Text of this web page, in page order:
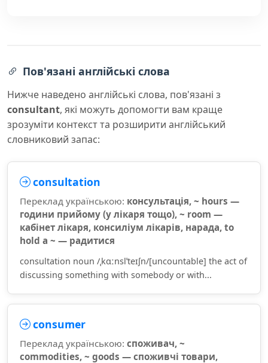
Пов'язані англійські слова
Нижче наведено англійські слова, пов'язані з
consultant, які можуть допомогти вам краще
зрозуміти контекст та розширити англійський
словниковий запас:
consultation
Переклад українською: консультація, ~ hours —
години прийому (у лікаря тощо), ~ room —
кабінет лікаря, консиліум лікарів, нарада, to
hold a ~ — радитися
consultation noun /ˌkɑːnslˈteɪʃn/[uncountable] the act of
discussing something with somebody or with...
consumer
Переклад українською: споживач, ~
commodities, ~ goods — споживчі товари,